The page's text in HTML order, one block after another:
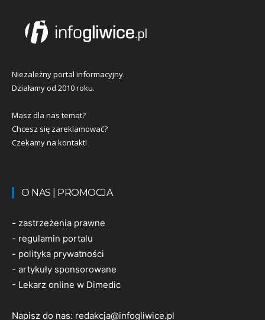
Niezależny portal informacyjny.
Działamy od 2010 roku.
Masz dla nas temat?
Chcesz się zareklamować?
Czekamy na kontakt!
O NAS | PROMOCJA
- zastrzeżenia prawne
- regulamin portalu
- polityka prywatności
- artykuły sponsorowane
- Lekarz online w Dimedic
Napisz do nas: redakcja@infogliwice.pl